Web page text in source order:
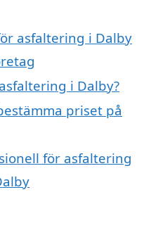
asfaltering i Dalby
i Dalby?
priset på
för asfaltering